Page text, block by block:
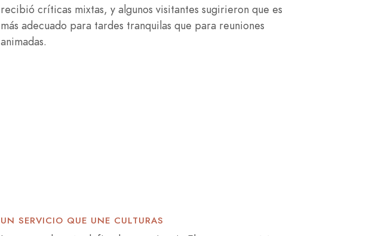
recibió críticas mixtas, y algunos visitantes sugirieron que es
más adecuado para tardes tranquilas que para reuniones
animadas.
UN SERVICIO QUE UNE CULTURAS